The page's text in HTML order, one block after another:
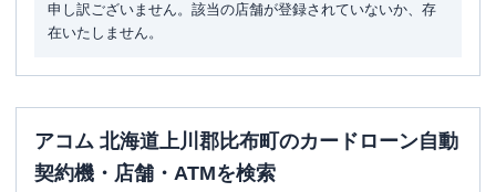
申し訳ございません。該当の店舗が登録されていないか、存
在いたしません。
アコム 北海道上川郡比布町のカードローン自動
契約機・店舗・ATMを検索